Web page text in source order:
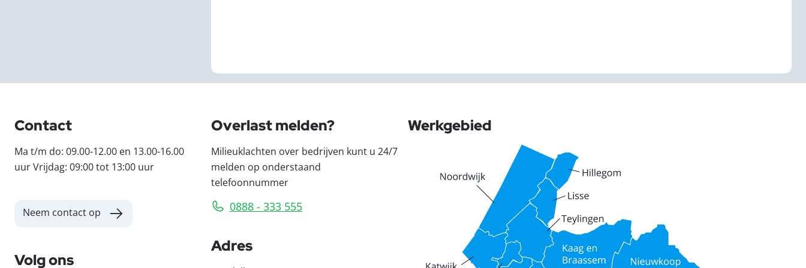
Contact
Ma t/m do: 09.00-12.00 en 13.00-16.00
uur Vrijdag: 09:00 tot 13:00 uur
Neem contact op
Volg ons
Overlast melden?
Milieuklachten over bedrijven kunt u 24/7
melden op onderstaand
telefoonnummer
0888 - 333 555
Adres
Werkgebied